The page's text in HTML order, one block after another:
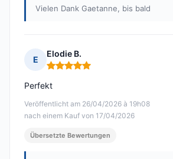
Vielen Dank Gaetanne, bis bald
E
Elodie B.
Hinweis: 5 von 5
Veröffentlicht am 26/04/2026 à 19h08
nach einem Kauf von 17/04/2026
Perfekt
Übersetzte Bewertungen